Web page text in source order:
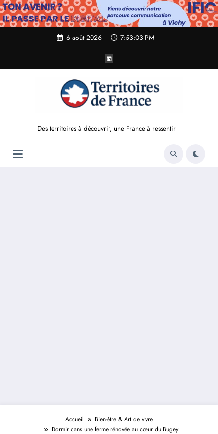
Aller
au
contenu
6 août 2026 7:53:04 PM
Des territoires à découvrir, une France à ressentir
Accueil
Bien-être & Art de vivre
Dormir dans une ferme rénovée au cœur du Bugey